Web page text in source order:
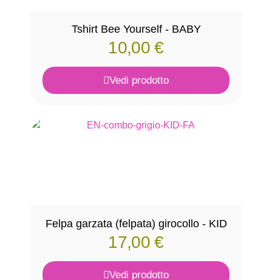
Tshirt Bee Yourself - BABY
10,00€
Vedi prodotto
Felpa garzata (felpata) girocollo - KID
17,00€
Vedi prodotto